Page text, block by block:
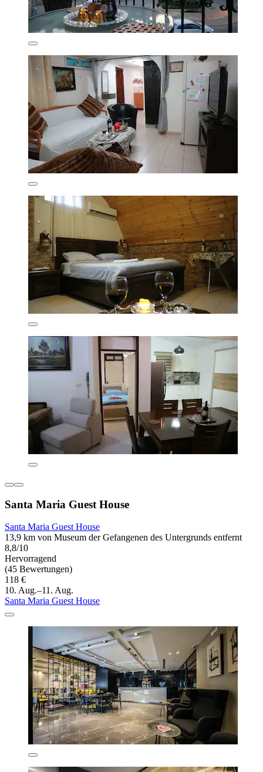
Santa Maria Guest House
Santa Maria Guest House
13,9 km von Museum der Gefangenen des Untergrunds entfernt
8,8/10
Hervorragend
(45 Bewertungen)
118 €
10. Aug.–11. Aug.
Santa Maria Guest House